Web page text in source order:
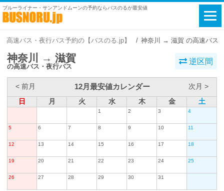
ブルーライナー・サンアンドムーンの予約ならバスのるが最安値
高速バス・夜行バス予約の【バスのる.jp】 神奈川 → 滋賀 の高速バス
神奈川 → 滋賀
の高速バス・夜行バス
逆区間
< 前月 12月最安値カレンダー
次月 >
日
月 火 水 木 金 土
1 2 3 4
5 6 7 8 9 10 11
12 13 14 15 16 17 18
19 20 21 22 23 24 25
26 27 28 29 30 31